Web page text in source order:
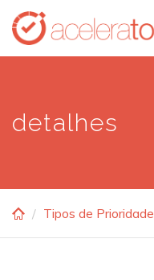
Skip
main
detalhes
Tipos de Prioridade